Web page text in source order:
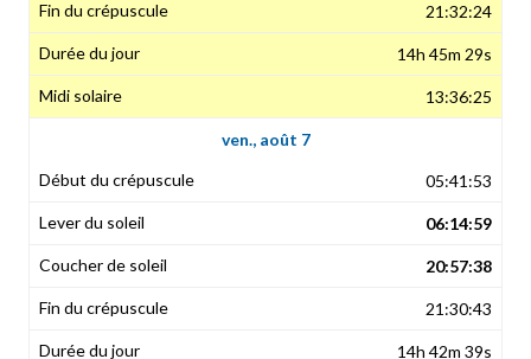
21:32:24
14h 45m 29s
13:36:25
ven., août 7
05:41:53
06:14:59
20:57:38
21:30:43
14h 42m 39s